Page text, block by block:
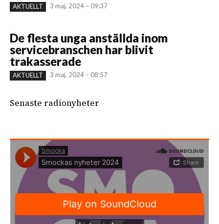
AKTUELLT 3 maj, 2024 – 09:37
De flesta unga anställda inom
servicebranschen har blivit
trakasserade
AKTUELLT 3 maj, 2024 – 08:57
Senaste radionyheter